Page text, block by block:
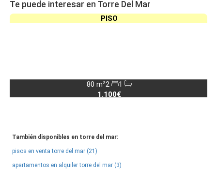
Te puede interesar en Torre Del Mar
PISO
80 m²2
1
1.100€
También disponibles en torre del mar:
pisos en venta torre del mar (21)
apartamentos en alquiler torre del mar (3)